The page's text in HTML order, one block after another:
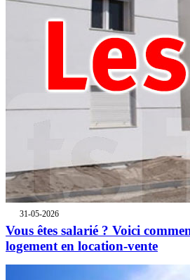
31-05-2026
Vous êtes salarié ? Voici
logement en location-vente